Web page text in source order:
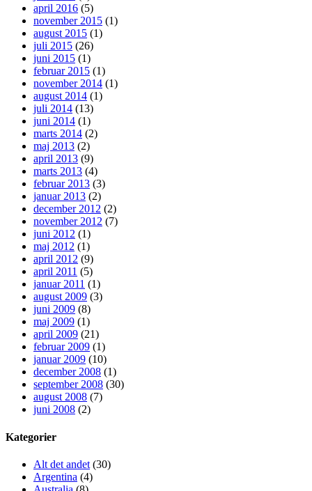
april 2016 (5)
november 2015 (1)
august 2015 (1)
juli 2015 (26)
juni 2015 (1)
februar 2015 (1)
november 2014 (1)
august 2014 (1)
juli 2014 (13)
juni 2014 (1)
marts 2014 (2)
maj 2013 (2)
april 2013 (9)
marts 2013 (4)
februar 2013 (3)
januar 2013 (2)
december 2012 (2)
november 2012 (7)
juni 2012 (1)
maj 2012 (1)
april 2012 (9)
april 2011 (5)
januar 2011 (1)
august 2009 (3)
juni 2009 (8)
maj 2009 (1)
april 2009 (21)
februar 2009 (1)
januar 2009 (10)
december 2008 (1)
september 2008 (30)
august 2008 (7)
juni 2008 (2)
Kategorier
Alt det andet (30)
Argentina (4)